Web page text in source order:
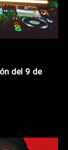
del 9 de